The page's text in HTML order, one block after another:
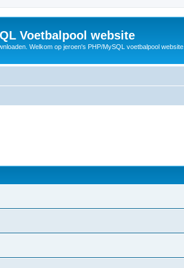
Voetbalpool website
Welkom op jeroen's PHP/MySQL voetbalpool website.